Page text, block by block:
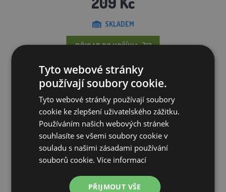
SKLADEM
PŘIDAT DO KOŠÍKU
Tyto webové stránky
používají soubory cookie.
Tyto webové stránky používají soubory
cookie ke zlepšení uživatelského zážitku.
Používáním našich webových stránek
souhlasíte se všemi soubory cookie v
souladu s našimi zásadami používání
souborů cookie.Více informací
PŘIJMOUT VŠE